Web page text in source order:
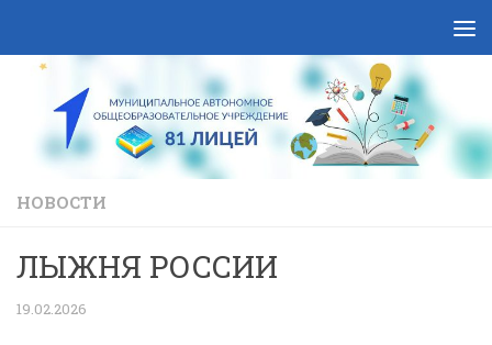
НОВОСТИ
ЛЫЖНЯ РОССИИ
19.02.2026